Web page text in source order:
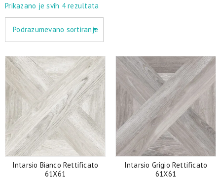
Prikazano je svih 4 rezultata
Podrazumevano sortiranje
Intarsio Bianco Rettificato
61X61
Intarsio Grigio Rettificato
61X61